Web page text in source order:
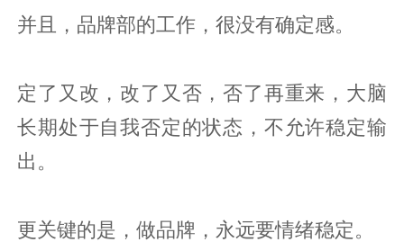
并且，品牌部的工作，很没有确定感。
定了又改，改了又否，否了再重来，大脑
长期处于自我否定的状态，不允许稳定输
出。
更关键的是，做品牌，永远要情绪稳定。